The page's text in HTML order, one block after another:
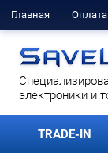
Главная
электроники и
TRADE-IN